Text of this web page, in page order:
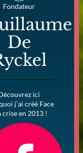
Fondateur
De
ici
j’ai créé Face
crise en 2013 !